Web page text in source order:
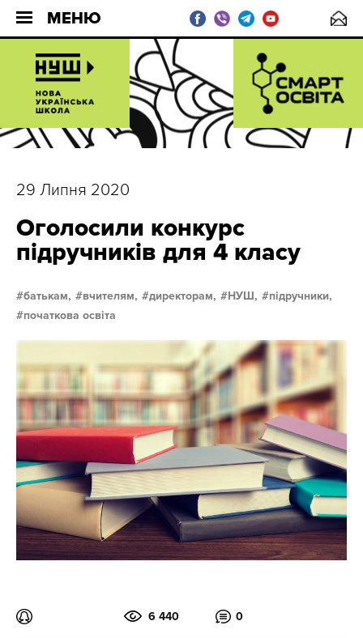
МЕНЮ
29 Липня 2020
Оголосили конкурс
підручників для 4 класу
батькам, вчителям, директорам, НУШ,
підручники,
початкова освіта
6 440 0